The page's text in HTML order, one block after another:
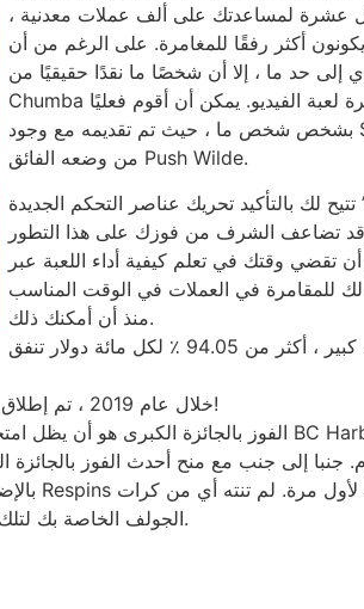
عشرة لمساعدتك على ألف عملات معدنية ،
أكثر رفقًا للمغامرة. على الرغم من أن
إلى حد ما ، إلا أن شخصًا ما نقدًا حقيقيًا من
Chumba كل يوم بعد أن قاموا بمقامرة لعبة الفيديو. يمكن أن أقوم فعليًا
بشخص شخص ما ، حيث تم تقديمه مع وجود $ $ step One ، 000+ دفع الدفع
من وضعه الفائق Push Wilde.
لك بالتأكيد تحريك عناصر التحكم الجديدة
تقضي وقتك في تعلم كيفية أداء اللعبة عبر
لك للمقامرة في العملات في الوقت المناسب
منذ أن أمكنك ذلك.
خلال عام 2019 ، تم إطلاق ألعاب جديدة ، قبل نهاية الموسم الثاني ، تميل الألعاب الجديدة إلى الإدراج في المجموعة!
الجولف الخاصة بك لتلك النوافذ المنزلية الإضافية التي تزيد قيمتها عن 80 دولارًا ، ومع ذلك ، لم يكن كريستوفر بالطبع.